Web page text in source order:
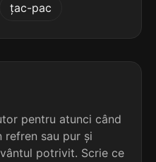
5
5
5 sil.
terminație: tului
țac-pac
pentru atunci când
refren sau pur și
potrivit. Scrie ce